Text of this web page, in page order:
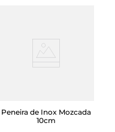
Peneira de Inox Mozcada
10cm